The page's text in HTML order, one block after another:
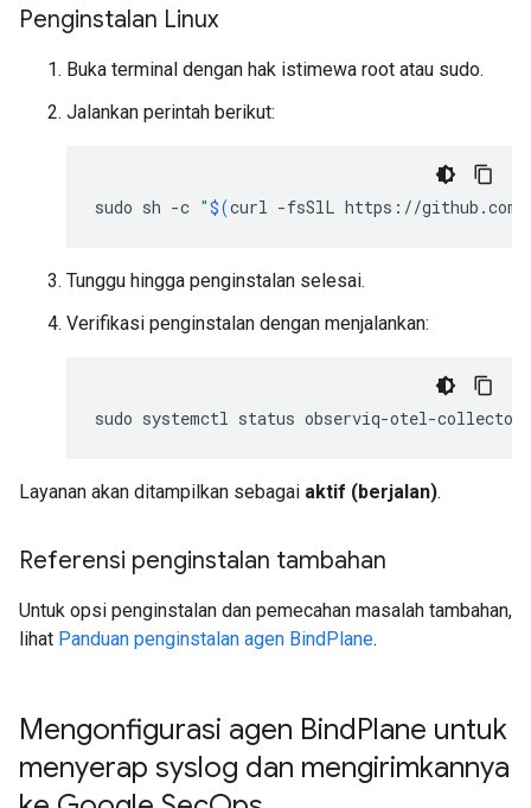
Penginstalan Linux
Buka terminal dengan hak istimewa root atau sudo.
Jalankan perintah berikut:
sudo sh -c "$(curl -fsSlL https://github.com/
Tunggu hingga penginstalan selesai.
Verifikasi penginstalan dengan menjalankan:
sudo systemctl status
Layanan akan ditampilkan sebagai aktif (berjalan).
Referensi penginstalan tambahan
Untuk opsi penginstalan dan pemecahan masalah tambahan,
lihat Panduan penginstalan agen BindPlane.
Mengonfigurasi agen BindPlane untuk
menyerap syslog dan mengirimkannya